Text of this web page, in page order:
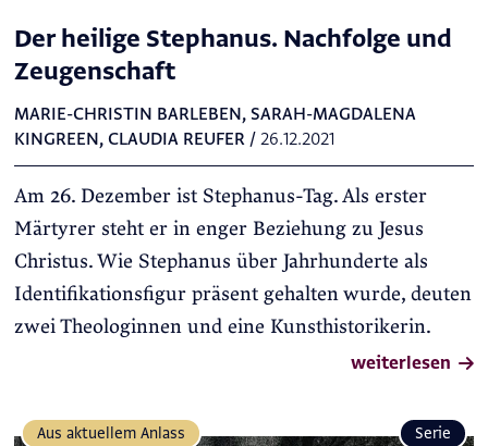
Der heilige Stephanus. Nachfolge und
Zeugenschaft
MARIE-CHRISTIN BARLEBEN, SARAH-MAGDALENA
KINGREEN, CLAUDIA REUFER/ 26.12.2021
Am 26. Dezember ist Stephanus-Tag. Als erster
Märtyrer steht er in enger Beziehung zu Jesus
Christus. Wie Stephanus über Jahrhunderte als
Identifikationsfigur präsent gehalten wurde, deuten
zwei Theologinnen und eine Kunsthistorikerin.
weiterlesen
Aus aktuellem Anlass Serie